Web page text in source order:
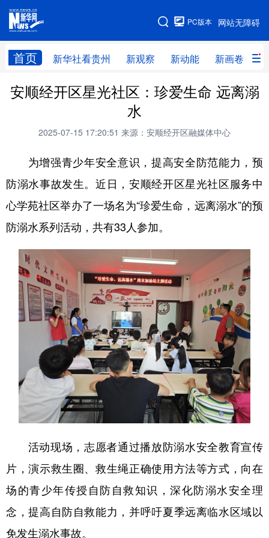
网站无障碍
PC版本
首页 新华社看贵州 新观察 新动能 新画卷
网站地图
新华社看贵州 新观察 新动能 新画卷
直播 视频
畅游贵州 数字贵州 律动贵州 健康贵州
光影贵州 部门之窗 县区直达 企业速递
黔南 黔西南
地方频道
天津 河北 山西
辽宁 吉林 上海 江苏
安徽 福建 江西
山东 河南 湖南
广东 广西 海南 重庆
四川 贵州 云南 西藏
陕西 甘肃 青海 宁夏
新疆 内蒙古 黑龙江
安顺经开区星光社区：珍爱生命 远离溺
水
2025-07-15 17:20:51 来源：安顺经开区融媒体中心
为增强青少年安全意识，提高安全防范能力，预
防溺水事故发生。近日，安顺经开区星光社区服务中
心学苑社区举办了一场名为“珍爱生命，远离溺水”的预
防溺水系列活动，共有33人参加。
活动现场，志愿者通过播放防溺水安全教育宣传
片，演示救生圈、救生绳正确使用方法等方式，向在
场的青少年传授自防自救知识，深化防溺水安全理
念，提高自防自救能力，并呼吁夏季远离临水区域以
免发生溺水事故。